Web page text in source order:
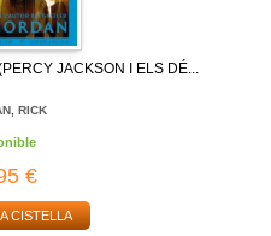
JACKSON I ELS DÉ...
RICK
€
CISTELLA